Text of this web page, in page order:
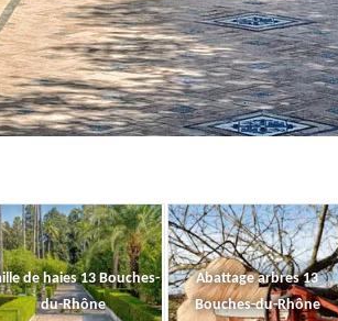
de haies 13 Bouches-
du-Rhône
Abattage arbres 13
Bouches-du-Rhône